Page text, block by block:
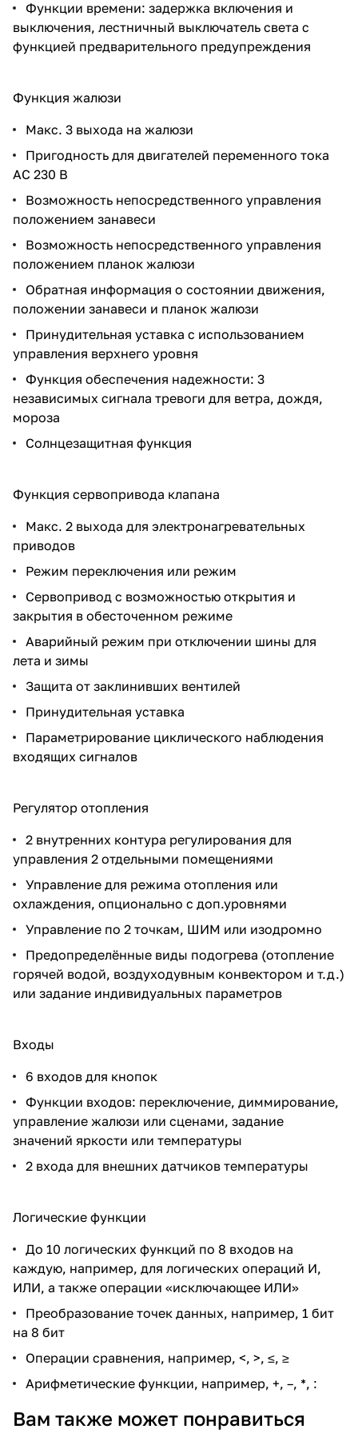
Функции времени: задержка включения и
выключения, лестничный выключатель света с
функцией предварительного предупреждения
Функция жалюзи
Макс. 3 выхода на жалюзи
Пригодность для двигателей переменного тока
AC 230 В
Возможность непосредственного управления
положением занавеси
Возможность непосредственного управления
положением планок жалюзи
Обратная информация о состоянии движения,
положении занавеси и планок жалюзи
Принудительная уставка с использованием
управления верхнего уровня
Функция обеспечения надежности: 3
независимых сигнала тревоги для ветра, дождя,
мороза
Солнцезащитная функция
Функция сервопривода клапана
Макс. 2 выхода для электронагревательных
приводов
Режим переключения или режим
Сервопривод с возможностью открытия и
закрытия в обесточенном режиме
Аварийный режим при отключении шины для
лета и зимы
Защита от заклинивших вентилей
Принудительная уставка
Параметрирование циклического наблюдения
входящих сигналов
Регулятор отопления
2 внутренних контура регулирования для
управления 2 отдельными помещениями
Управление для режима отопления или
охлаждения, опционально с доп.уровнями
Управление по 2 точкам, ШИМ или изодромно
Предопределённые виды подогрева (отопление
горячей водой, воздуходувным конвектором и т.д.)
или задание индивидуальных параметров
Входы
6 входов для кнопок
Функции входов: переключение, диммирование,
управление жалюзи или сценами, задание
значений яркости или температуры
2 входа для внешних датчиков температуры
Логические функции
До 10 логических функций по 8 входов на
каждую, например, для логических операций И,
ИЛИ, а также операции «исключающее ИЛИ»
Преобразование точек данных, например, 1 бит
на 8 бит
Операции сравнения, например, <, >, ≤, ≥
Арифметические функции, например, +, –, *, :
Вам также может понравиться
производства
Ссылка на